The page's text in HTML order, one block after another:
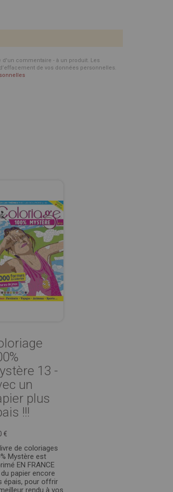
d'un commentaire - à un produit. Les
de vos données personnelles.
13 -
un
plus
!!!
€
de coloriages
Mystère est
EN FRANCE
papier encore
épais, pour offrir
rendu à vos